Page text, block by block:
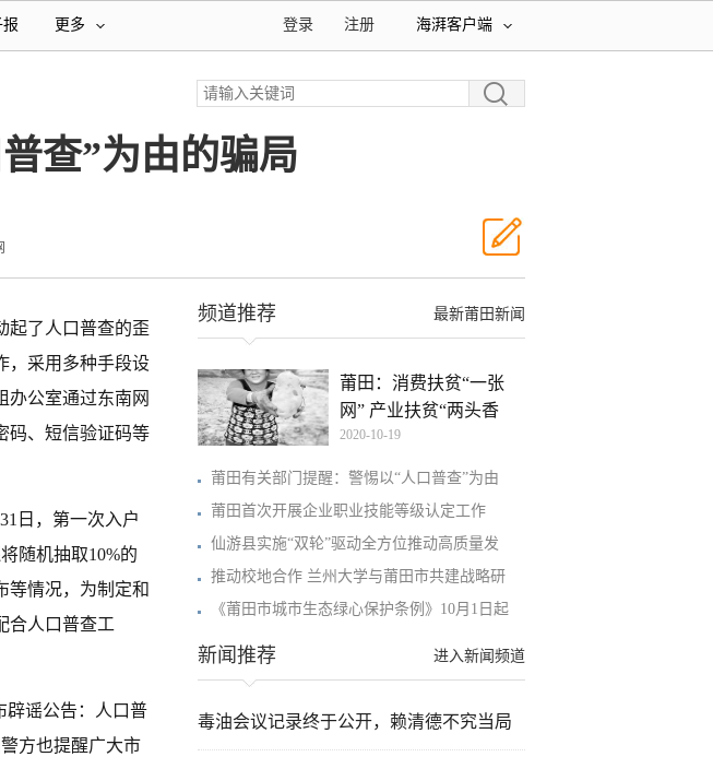
报 更多 海湃客户端
注册
登录
查”为由的骗局
起了人口普查的歪
，采用多种手段设
办公室通过东南网
码、短信验证码等
日，第一次入户
随机抽取10%的
等情况，为制定和
合人口普查工
辟谣公告：人口普
方也提醒广大市
最新莆田新闻
频道推荐
莆田：消费扶贫“一张
网” 产业扶贫“两头香
2020-10-19
莆田有关部门提醒：警惕以“人口普查”为由
莆田首次开展企业职业技能等级认定工作
仙游县实施“双轮”驱动全方位推动高质量发
推动校地合作 兰州大学与莆田市共建战略研
《莆田市城市生态绿心保护条例》10月1日起
进入新闻频道
新闻推荐
毒油会议记录终于公开，赖清德不究当局